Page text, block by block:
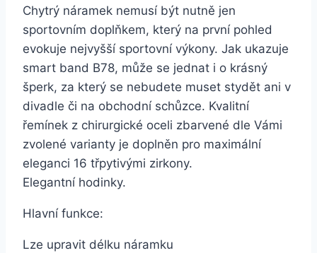
Chytrý náramek nemusí být nutně jen
sportovním doplňkem, který na první pohled
evokuje nejvyšší sportovní výkony. Jak ukazuje
smart band B78, může se jednat i o krásný
šperk, za který se nebudete muset stydět ani v
divadle či na obchodní schůzce. Kvalitní
řemínek z chirurgické oceli zbarvené dle Vámi
zvolené varianty je doplněn pro maximální
eleganci 16 třpytivými zirkony.
Elegantní hodinky.
Hlavní funkce:
Lze upravit délku náramku